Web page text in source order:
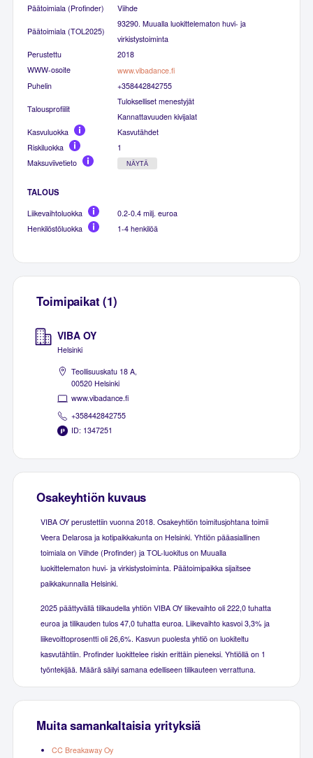
Päätoimiala (Profinder)
Viihde
Päätoimiala (TOL2025)
93290. Muualla luokittelematon huvi- ja
virkistystoiminta
Perustettu
2018
WWW-osoite
www.vibadance.fi
Puhelin
+358442842755
Talousprofiilit
Tulokselliset menestyjät
Kannattavuuden kivijalat
Kasvuluokka
Kasvutähdet
Riskiluokka
1
Maksuviivetieto
NÄYTÄ
TALOUS
Liikevaihtoluokka
0.2-0.4 milj. euroa
Henkilöstöluokka
1-4 henkilöä
Toimipaikat (1)
VIBA OY
Helsinki
Teollisuuskatu 18 A,
00520 Helsinki
www.vibadance.fi
+358442842755
ID: 1347251
Osakeyhtiön kuvaus
VIBA OY perustettiin vuonna 2018. Osakeyhtiön toimitusjohtana toimii
Veera Delarosa ja kotipaikkakunta on Helsinki. Yhtiön pääasiallinen
toimiala on Viihde (Profinder) ja TOL-luokitus on Muualla
luokittelematon huvi- ja virkistystoiminta. Päätoimipaikka sijaitsee
paikkakunnalla Helsinki.
2025 päättyvällä tilikaudella yhtiön VIBA OY liikevaihto oli 222,0 tuhatta
euroa ja tilikauden tulos 47,0 tuhatta euroa. Liikevaihto kasvoi 3,3% ja
liikevoittoprosentti oli 26,6%. Kasvun puolesta yhtiö on luokiteltu
kasvutähtiin. Profinder luokittelee riskin erittäin pieneksi. Yhtiöllä on 1
työntekijää. Määrä säilyi samana edelliseen tilikauteen verrattuna.
Muita samankaltaisia yrityksiä
CC Breakaway Oy